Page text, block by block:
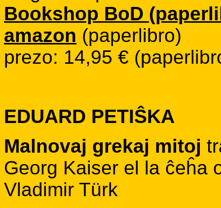
Bookshop BoD
amazon (paperlibro)
prezo: 14,95 €
EDUARD PETIŜKA
Malnovaj grekaj mitoj
Georg Kaiser el la ĉeĥa
Vladimir Türk